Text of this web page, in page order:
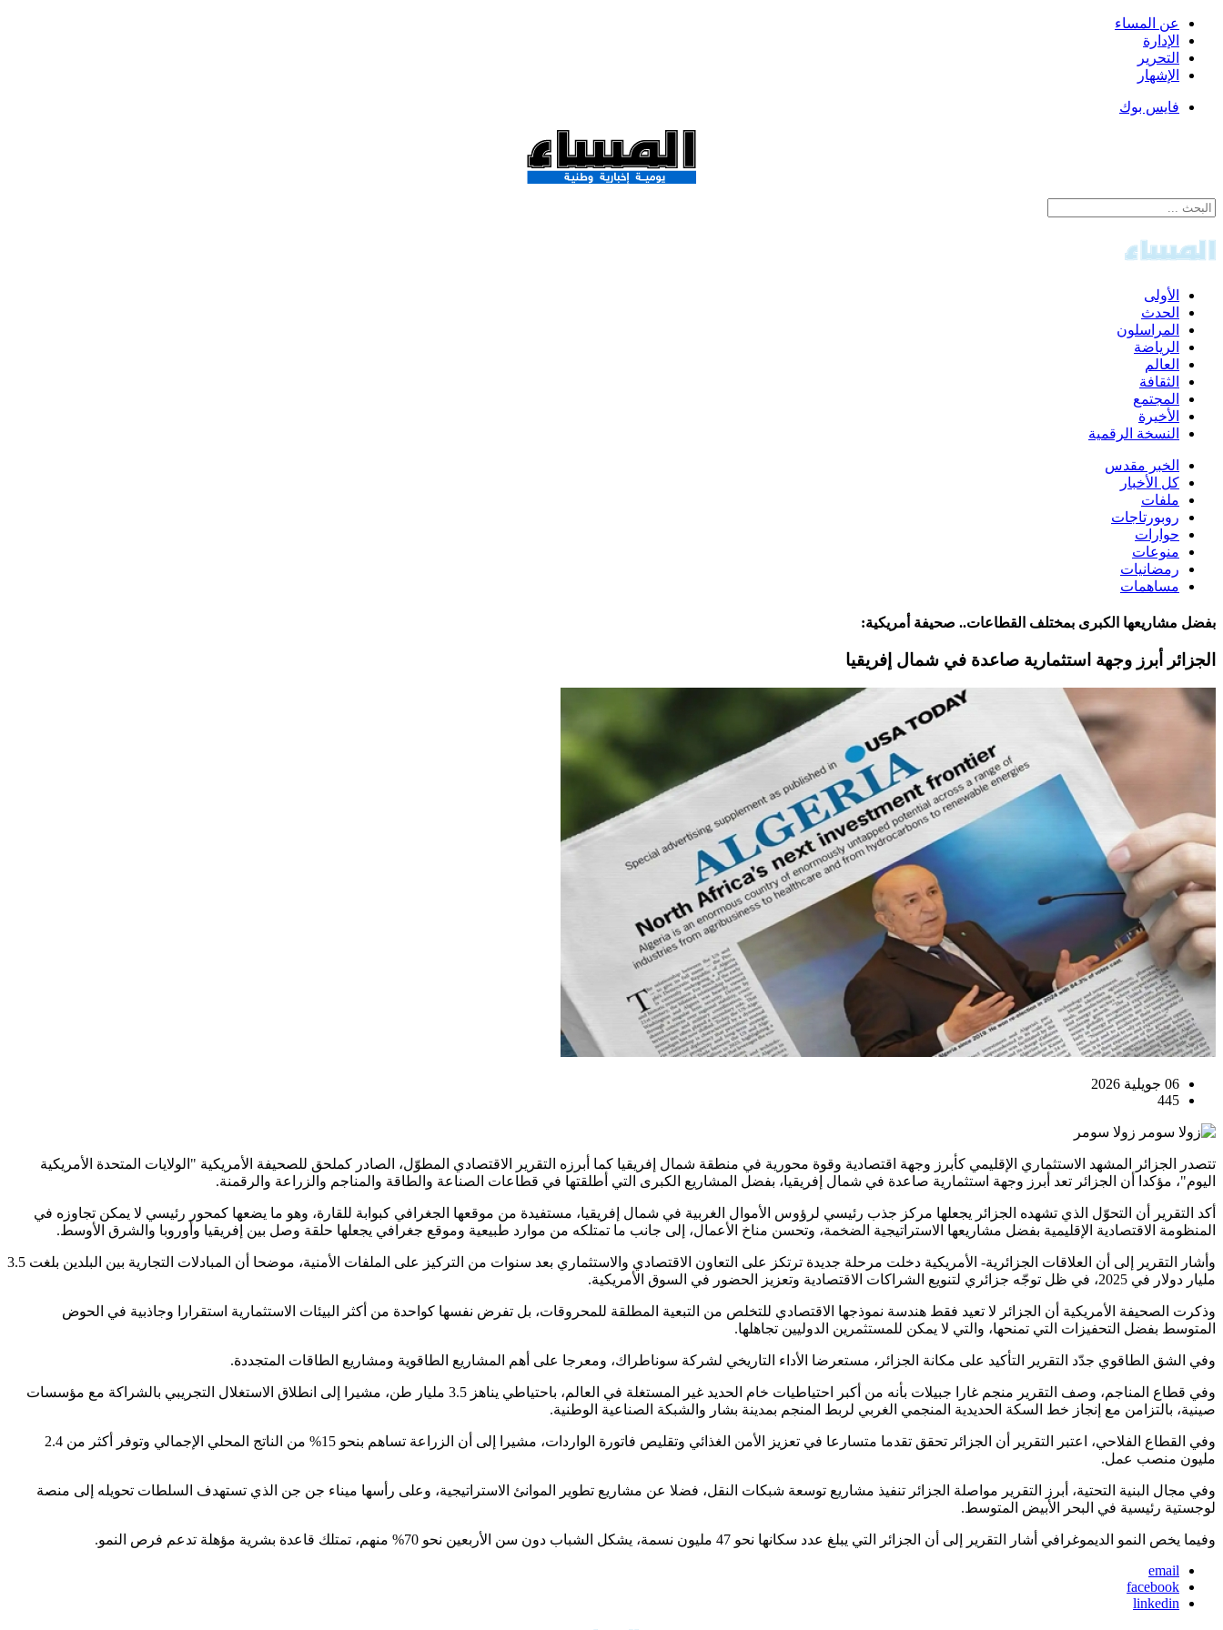
عن المساء
الإدارة
التحرير
الإشهار
فايس بوك
الأولى
الحدث
المراسلون
الرياضة
العالم
الثقافة
المجتمع
الأخيرة
النسخة الرقمية
الخبر مقدس
كل الأخبار
ملفات
روبورتاجات
حوارات
منوعات
رمضانيات
مساهمات
بفضل مشاريعها الكبرى بمختلف القطاعات.. صحيفة أمريكية:
الجزائر أبرز وجهة استثمارية صاعدة في شمال إفريقيا
06 جويلية 2026
445
زولا سومر
تتصدر الجزائر المشهد الاستثماري الإقليمي كأبرز وجهة اقتصادية وقوة محورية في منطقة شمال إفريقيا كما أبرزه التقرير الاقتصادي المطوّل، الصادر كملحق للصحيفة الأمريكية "الولايات المتحدة الأمريكية
اليوم"، مؤكدا أن الجزائر تعد أبرز وجهة استثمارية صاعدة في شمال إفريقيا، بفضل المشاريع الكبرى التي أطلقتها في قطاعات الصناعة والطاقة والمناجم والزراعة والرقمنة.
أكد التقرير أن التحوّل الذي تشهده الجزائر يجعلها مركز جذب رئيسي لرؤوس الأموال الغربية في شمال إفريقيا، مستفيدة من موقعها الجغرافي كبوابة للقارة، وهو ما يضعها كمحور رئيسي لا يمكن تجاوزه في
المنظومة الاقتصادية الإقليمية بفضل مشاريعها الاستراتيجية الضخمة، وتحسن مناخ الأعمال، إلى جانب ما تمتلكه من موارد طبيعية وموقع جغرافي يجعلها حلقة وصل بين إفريقيا وأوروبا والشرق الأوسط.
وأشار التقرير إلى أن العلاقات الجزائرية- الأمريكية دخلت مرحلة جديدة ترتكز على التعاون الاقتصادي والاستثماري بعد سنوات من التركيز على الملفات الأمنية، موضحا أن المبادلات التجارية بين البلدين بلغت 3.5
مليار دولار في 2025، في ظل توجّه جزائري لتنويع الشراكات الاقتصادية وتعزيز الحضور في السوق الأمريكية.
وذكرت الصحيفة الأمريكية أن الجزائر لا تعيد فقط هندسة نموذجها الاقتصادي للتخلص من التبعية المطلقة للمحروقات، بل تفرض نفسها كواحدة من أكثر البيئات الاستثمارية استقرارا وجاذبية في الحوض
المتوسط بفضل التحفيزات التي تمنحها، والتي لا يمكن للمستثمرين الدوليين تجاهلها.
وفي الشق الطاقوي جدّد التقرير التأكيد على مكانة الجزائر، مستعرضا الأداء التاريخي لشركة سوناطراك، ومعرجا على أهم المشاريع الطاقوية ومشاريع الطاقات المتجددة.
وفي قطاع المناجم، وصف التقرير منجم غارا جبيلات بأنه من أكبر احتياطيات خام الحديد غير المستغلة في العالم، باحتياطي يناهز 3.5 مليار طن، مشيرا إلى انطلاق الاستغلال التجريبي بالشراكة مع مؤسسات
صينية، بالتزامن مع إنجاز خط السكة الحديدية المنجمي الغربي لربط المنجم بمدينة بشار والشبكة الصناعية الوطنية.
وفي القطاع الفلاحي، اعتبر التقرير أن الجزائر تحقق تقدما متسارعا في تعزيز الأمن الغذائي وتقليص فاتورة الواردات، مشيرا إلى أن الزراعة تساهم بنحو 15% من الناتج المحلي الإجمالي وتوفر أكثر من 2.4
مليون منصب عمل.
وفي مجال البنية التحتية، أبرز التقرير مواصلة الجزائر تنفيذ مشاريع توسعة شبكات النقل، فضلا عن مشاريع تطوير الموانئ الاستراتيجية، وعلى رأسها ميناء جن جن الذي تستهدف السلطات تحويله إلى منصة
لوجستية رئيسية في البحر الأبيض المتوسط.
وفيما يخص النمو الديموغرافي أشار التقرير إلى أن الجزائر التي يبلغ عدد سكانها نحو 47 مليون نسمة، يشكل الشباب دون سن الأربعين نحو 70% منهم، تمتلك قاعدة بشرية مؤهلة تدعم فرص النمو.
email
facebook
linkedin